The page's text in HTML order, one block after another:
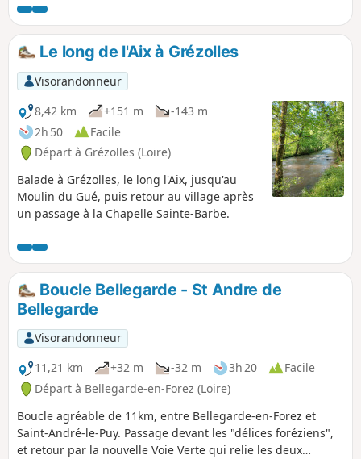
randonnée des bords de Loire. Vous pourrez
rentrer par le bois de Cierve, très beau sous-
bois. Du chemin menant à la Madone, belle
vue panoramique, à l'Est les Monts du
Lyonnais, au Sud les Monts du Pilat, puis en
allant vers l'Ouest les Monts du Forez avec
Pierre-sur-Haute et les Monts de la
Madeleine.
Le long de l'Aix à Grézolles
Visorandonneur
8,42 km
+151 m
-143 m
2h 50
Facile
Départ à Grézolles (Loire)
Balade à Grézolles, le long l'Aix, jusqu'au
Moulin du Gué, puis retour au village après
un passage à la Chapelle Sainte-Barbe.
Boucle Bellegarde - St Andre de
Bellegarde
Visorandonneur
11,21 km
+32 m -32 m 3h 20
Facile
Départ à Bellegarde-en-Forez (Loire)
Boucle agréable de 11km, entre Bellegarde-en-Forez et
Saint-André-le-Puy. Passage devant les "délices foréziens",
et retour par la nouvelle Voie Verte qui relie les deux